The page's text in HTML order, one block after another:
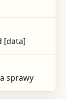
[data]
sprawy